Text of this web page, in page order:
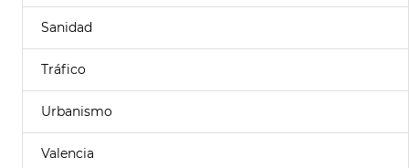
Sanidad
Tráfico
Urbanismo
Valencia